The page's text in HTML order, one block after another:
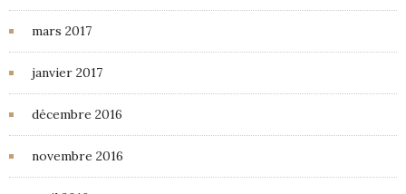
mars 2017
janvier 2017
décembre 2016
novembre 2016